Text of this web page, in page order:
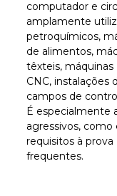
computador e
amplamente
petroquímicos,
de alimentos,
têxteis,
CNC,
campos de
É especialmente
agressivos, como
requisitos à
frequentes.